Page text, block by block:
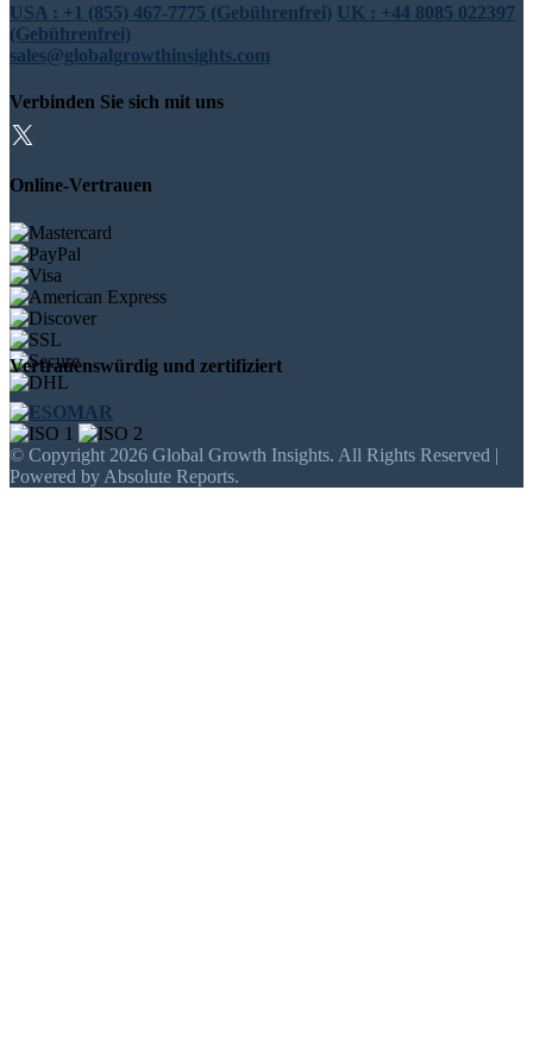
USA : +1 (855) 467-7775 (Gebührenfrei) UK : +44 8085 022397
(Gebührenfrei)
sales@globalgrowthinsights.com
Verbinden Sie sich mit uns
Online-Vertrauen
Vertrauenswürdig und zertifiziert
© Copyright 2026 Global Growth Insights. All Rights Reserved |
Powered by Absolute Reports.